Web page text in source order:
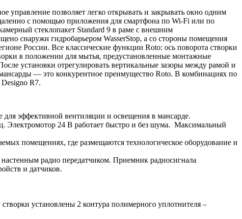
позволяет легко открывать и закрывать окно одним
с помощью приложения для смартфона по Wi-Fi или по
стеклопакет Standard 9 в раме с внешним
снаружи гидробарьером WasserStop, а со стороны помещения
России. Все классические функции Roto: ось поворота створки
в положении для мытья, предустановленные монтажные
установки отрегулировать вертикальные зазоры между рамой и
— это конкурентное преимущество Roto. В комбинациях по
R7.
эффективной вентиляции и освещения в мансарде.
24 В работает быстро и без шума. Максимальный
помещениях, где размещаются технологическое оборудование и
радио передатчиком. Приемник радиосигнала
и датчиков.
установлены 2 контура полимерного уплотнителя –